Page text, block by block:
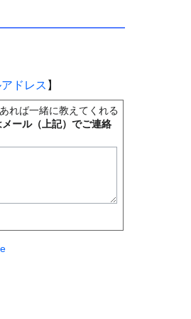
ドレス 】
れば一緒に教えてくれる
ール（上記）でご連絡